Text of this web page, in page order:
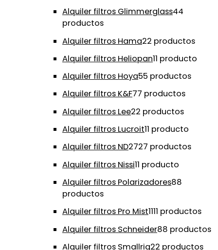
Alquiler filtros Glimmerglass44
productos
Alquiler filtros Hama22 productos
Alquiler filtros Heliopan11 producto
Alquiler filtros Hoya55 productos
Alquiler filtros K&F77 productos
Alquiler filtros Lee22 productos
Alquiler filtros Lucroit11 producto
Alquiler filtros ND2727 productos
Alquiler filtros Nissi11 producto
Alquiler filtros Polarizadores88
productos
Alquiler filtros Pro Mist1111 productos
Alquiler filtros Schneider88 productos
Alquiler filtros Smallrig22 productos